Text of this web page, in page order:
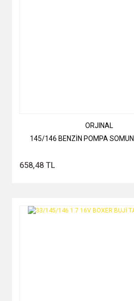
ORJINAL
145/146 BENZİN POMPA
658,48 TL